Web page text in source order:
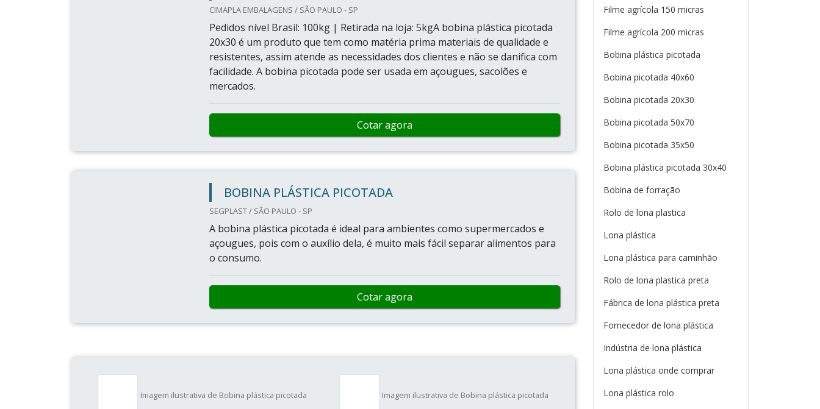
CIMAPLA EMBALAGENS / SÃO PAULO - SP
Pedidos nível Brasil: 100kg | Retirada na loja: 5kgA bobina plástica picotada
20x30 é um produto que tem como matéria prima materiais de qualidade e
resistentes, assim atende as necessidades dos clientes e não se danifica com
facilidade. A bobina picotada pode ser usada em açougues, sacolões e
mercados.
Cotar agora
BOBINA PLÁSTICA PICOTADA
SEGPLAST / SÃO PAULO - SP
A bobina plástica picotada é ideal para ambientes como supermercados e
açougues, pois com o auxílio dela, é muito mais fácil separar alimentos para
o consumo.
Cotar agora
Imagem ilustrativa de Bobina plástica picotada Imagem ilustrativa de Bobina plástica picotada
Filme agrícola 150 micras
Filme agrícola 200 micras
Bobina plástica picotada
Bobina picotada 40x60
Bobina picotada 20x30
Bobina picotada 50x70
Bobina picotada 35x50
Bobina plástica picotada 30x40
Bobina de forração
Rolo de lona plastica
Lona plástica
Lona plástica para caminhão
Rolo de lona plastica preta
Fábrica de lona plástica preta
Fornecedor de lona plástica
Indústria de lona plástica
Lona plástica onde comprar
Lona plástica rolo